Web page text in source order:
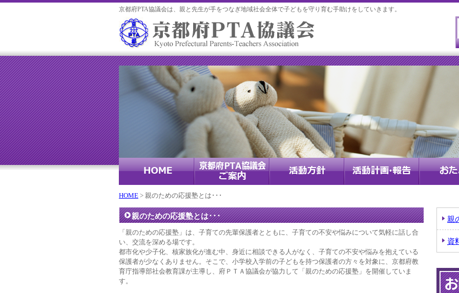
京都府PTA協議会は、親と先生が手をつなぎ地域社会全体で子どもを守り育む手助けをしていきます。
HOME > 親のための応援塾とは･･･
親のための応援塾とは･･･
「親のための応援塾」は、子育ての先輩保護者とともに、子育ての不安や悩みについて気軽に話し合
い、交流を深める場です。
都市化や少子化、核家族化が進む中、身近に相談できる人がなく、子育ての不安や悩みを抱えている
保護者が少なくありません。そこで、小学校入学前の子どもを持つ保護者の方々を対象に、京都府教
育庁指導部社会教育課が主導し、府ＰＴＡ協議会が協力して「親のための応援塾」を開催していま
す。
親
資